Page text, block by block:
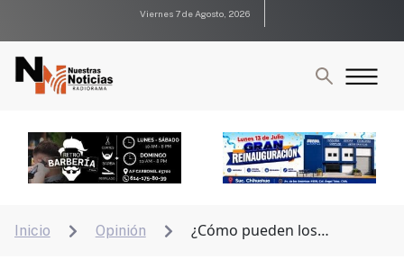
Viernes 7 de Agosto, 2026
Inicio  Opinión 
¿Cómo pueden los